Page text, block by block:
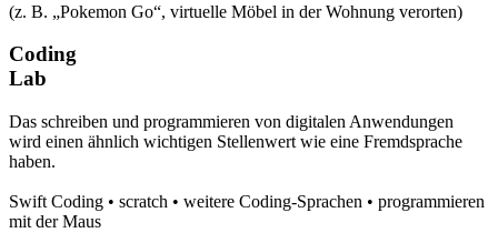
(z. B. „Pokemon Go“, virtuelle Möbel in der Wohnung verorten)
Coding
Lab
Das schreiben und programmieren von digitalen Anwendungen
wird einen ähnlich wichtigen Stellenwert wie eine Fremdsprache
haben.
Swift Coding • scratch • weitere Coding-Sprachen • programmieren
mit der Maus